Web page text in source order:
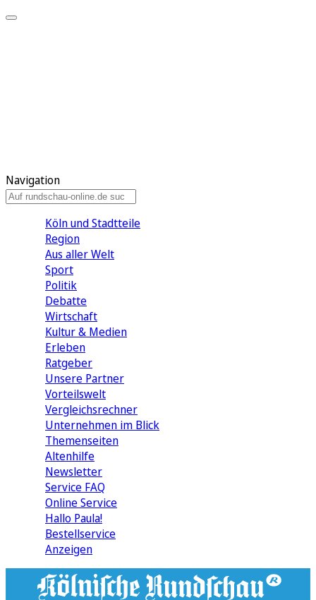
Navigation
Köln und Stadtteile
Region
Aus aller Welt
Sport
Politik
Debatte
Wirtschaft
Kultur & Medien
Erleben
Ratgeber
Unsere Partner
Vorteilswelt
Vergleichsrechner
Unternehmen im Blick
Themenseiten
Altenhilfe
Newsletter
Service FAQ
Online Service
Hallo Paula!
Bestellservice
Anzeigen